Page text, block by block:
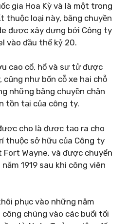
gia Hoa Kỳ và là một trong
thuộc loại này, băng chuyền
được xây dựng bởi Công ty
vào đầu thế kỷ 20.
cao cổ, hổ và sư tử được
cũng như bốn cỗ xe hai chỗ
những băng chuyền chăn
tồn tại của công ty.
cho là được tạo ra cho
thuộc sở hữu của Công ty
Wayne, và được chuyển
1919 sau khi công viên
phục vào những năm
chúng vào các buổi tối